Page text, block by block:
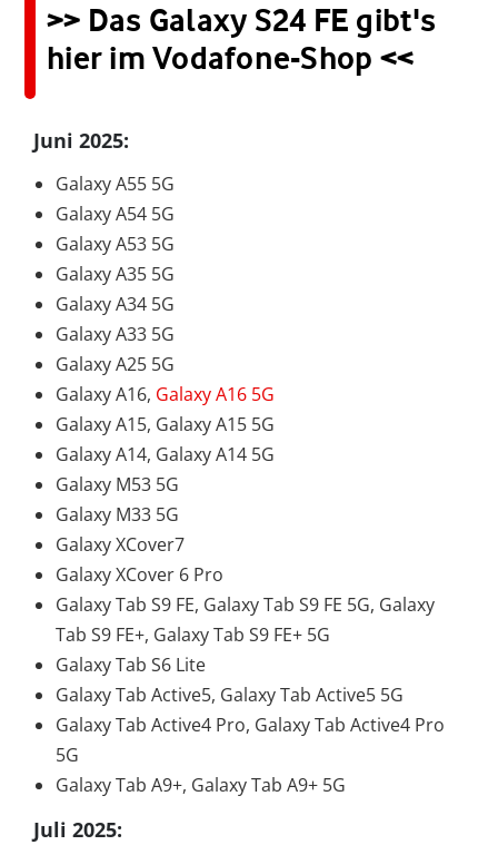
>> Das Galaxy S24 FE gibt's
hier im Vodafone-Shop <<
Juni 2025:
Galaxy A55 5G
Galaxy A54 5G
Galaxy A53 5G
Galaxy A35 5G
Galaxy A34 5G
Galaxy A33 5G
Galaxy A25 5G
Galaxy A16, Galaxy A16 5G
Galaxy A15, Galaxy A15 5G
Galaxy A14, Galaxy A14 5G
Galaxy M53 5G
Galaxy M33 5G
Galaxy XCover7
Galaxy XCover 6 Pro
Galaxy Tab S9 FE, Galaxy Tab S9 FE 5G, Galaxy
Tab S9 FE+, Galaxy Tab S9 FE+ 5G
Galaxy Tab S6 Lite
Galaxy Tab Active5, Galaxy Tab Active5 5G
Galaxy Tab Active4 Pro, Galaxy Tab Active4 Pro
5G
Galaxy Tab A9+, Galaxy Tab A9+ 5G
Juli 2025: